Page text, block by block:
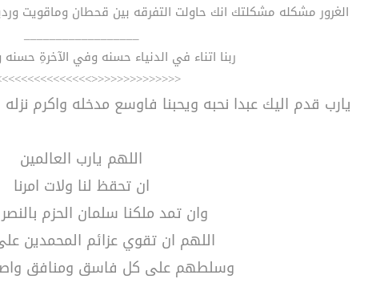
الغرور مشكله مشكلتك انك حاولت التفرقه بين قحطان وماقويت
__________________
ربنا اتناء في الدنياء حسنه وفي الآخرةِ حسنه
يارب قدم اليك عبدا نحبه ويحبنا فاوسع مدخله واكرم نزله
اللهم يارب العالمين
ان تحقظ لنا ولات امرنا
وان تمد ملكنا سلمان الحزم
اللهم ان تقوي عزائم المحمدين
وسلطهم على كل فاسق ومنافق